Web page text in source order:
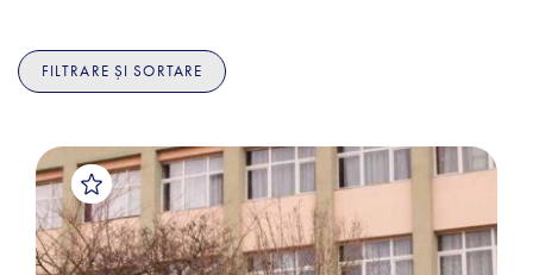
FILTRARE ȘI SORTARE